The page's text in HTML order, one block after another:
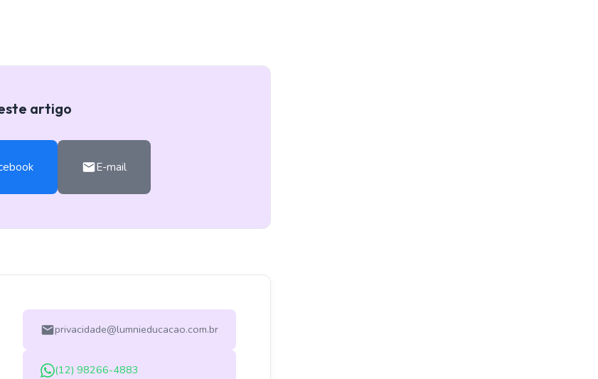
artigo
E-mail
privacidade@lumnieducacao.com.br
(12) 98266-4883